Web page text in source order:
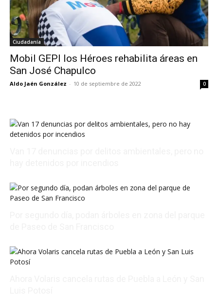
Ciudadanía
Mobil GEPI los Héroes rehabilita áreas en
San José Chapulco
Aldo Jaén González - 10 de septiembre de 2022 0